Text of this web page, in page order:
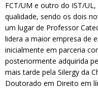
FCT/UM e outro do IST/
qualidade, sendo os dois
um lugar de Professor
lidera a maior empresa de
inicialmente em parceria
posteriormente adquirida
mais tarde pela Silergy da
Doutorado em Direito em